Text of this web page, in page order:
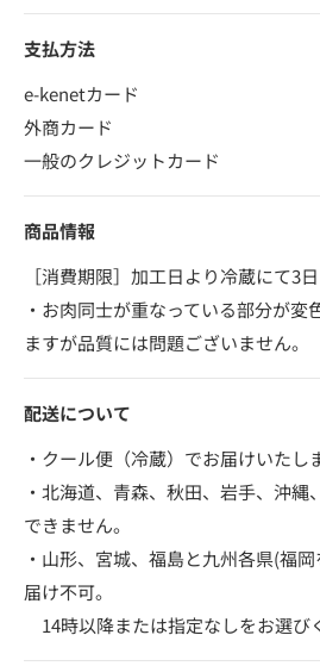
支払方法
e-kenetカード
外商カード
一般のクレジットカード
商品情報
［消費期限］加工日より冷蔵にて3日
・お肉同士が重なっている部分が変
ますが品質には問題ございません。
配送について
・クール便（冷蔵）でお届けいたし
・北海道、青森、秋田、岩手、沖
できません。
・山形、宮城、福島と九州各県(福
届け不可。
14時以降または指定なしをお選び